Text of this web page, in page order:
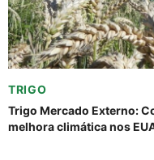
TRIGO
Trigo Mercado Externo:
melhora climática nos